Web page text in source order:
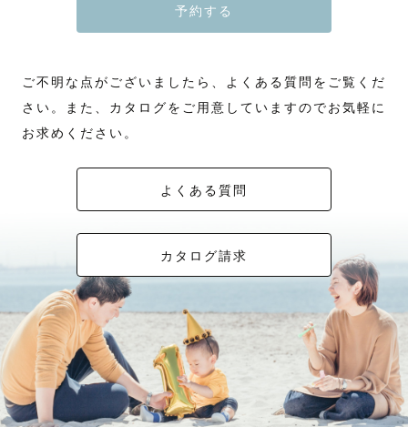
予約する
ご不明な点がございましたら、よくある質問をご覧くだ
さい。また、カタログをご用意していますのでお気軽に
お求めください。
よくある質問
カタログ請求